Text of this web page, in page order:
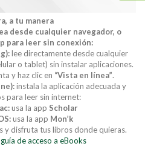
a tu manera
desde cualquier navegador, o
para leer sin conexión:
lee directamente desde cualquier
o tablet) sin instalar aplicaciones.
y haz clic en “Vista en línea”.
instala la aplicación adecuada y
para leer sin internet:
usa la app Scholar
usa la app Mon’k
y disfruta tus libros donde quieras.
de acceso a eBooks